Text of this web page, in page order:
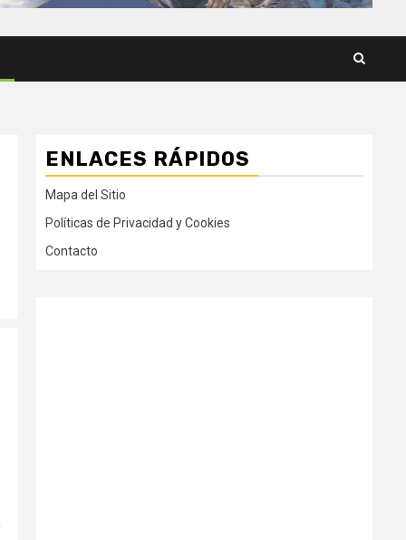
ENLACES RÁPIDOS
Mapa del Sitio
Políticas de Privacidad y Cookies
Contacto